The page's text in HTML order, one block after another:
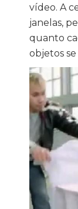
vídeo. A
janelas,
quanto
objetos